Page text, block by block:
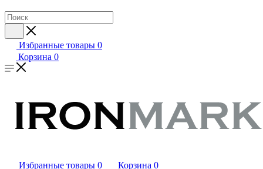
Избранные товары 0
Корзина 0
Избранные товары 0 Корзина 0